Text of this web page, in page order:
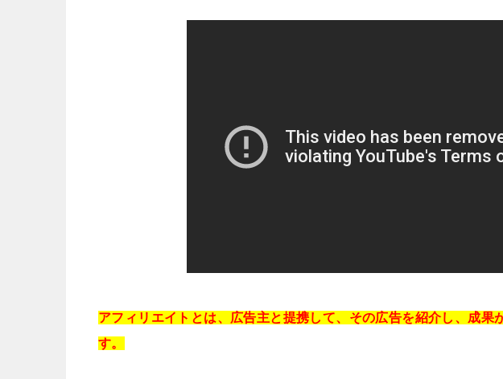
アフィリエイトとは、広告主と提携して、その広告を紹介し、成果
す。